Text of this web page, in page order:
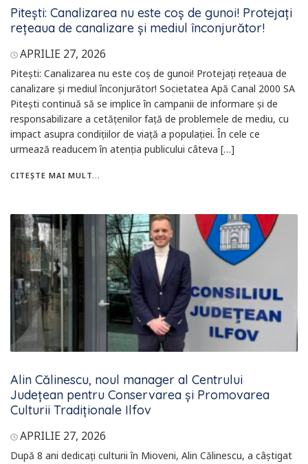
Pitești: Canalizarea nu este coș de gunoi! Protejaţi
reţeaua de canalizare şi mediul înconjurător!
APRILIE 27, 2026
Pitești: Canalizarea nu este coș de gunoi! Protejaţi reţeaua de
canalizare şi mediul înconjurător! Societatea Apă Canal 2000 SA
Piteşti continuă să se implice în campanii de informare şi de
responsabilizare a cetăţenilor faţă de problemele de mediu, cu
impact asupra condiţiilor de viaţă a populaţiei. În cele ce
urmează readucem în atenţia publicului câteva […]
CITEȘTE MAI MULT...
Alin Călinescu, noul manager al Centrului
Județean pentru Conservarea și Promovarea
Culturii Tradiționale Ilfov
APRILIE 27, 2026
După 8 ani dedicați culturii în Mioveni, Alin Călinescu, a câștigat